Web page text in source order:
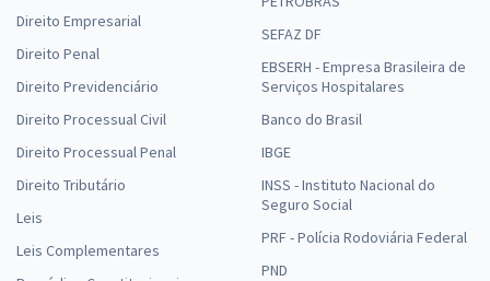
Direito Empresarial
Direito Penal
Direito Previdenciário
Direito Processual Civil
Direito Processual Penal
Direito Tributário
Leis
Leis Complementares
SEFAZ DF
EBSERH - Empresa Brasileira de
Serviços Hospitalares
Banco do Brasil
IBGE
INSS - Instituto Nacional do
Seguro Social
PRF - Polícia Rodoviária Federal
PND